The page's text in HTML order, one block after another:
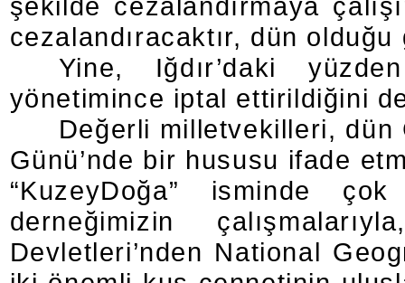
cezalandıracaktır, dün
Yine, Iğdır’daki
yönetimince iptal ettirildiğini
Değerli milletvekilleri, dün
Günü’nde bir hususu ifade
“KuzeyDoğa” isminde
derneğimizin
Devletleri’nden National